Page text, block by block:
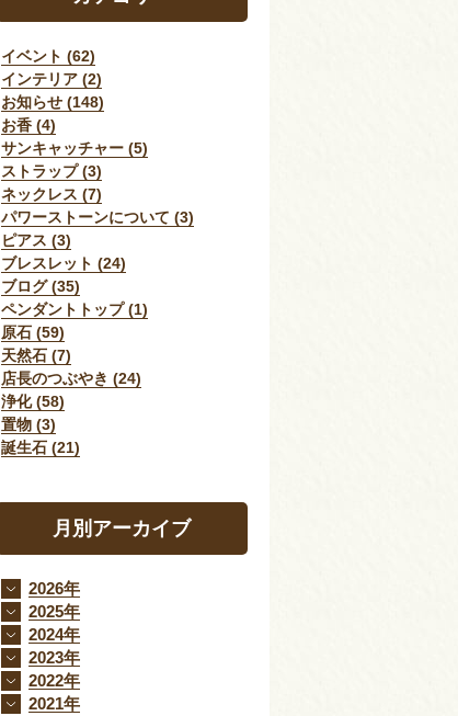
イベント (62)
インテリア (2)
お知らせ (148)
お香 (4)
サンキャッチャー (5)
ストラップ (3)
ネックレス (7)
パワーストーンについて (3)
ピアス (3)
ブレスレット (24)
ブログ (35)
ペンダントトップ (1)
原石 (59)
天然石 (7)
店長のつぶやき (24)
浄化 (58)
置物 (3)
誕生石 (21)
月別アーカイブ
2026年
2025年
2024年
2023年
2022年
2021年